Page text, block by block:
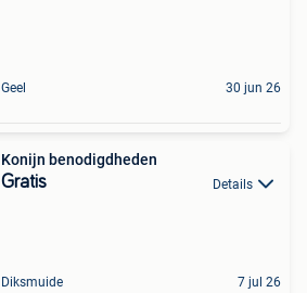
Geel 30 jun 26
Konijn benodigdheden
Gratis Details
Diksmuide 7 jul 26